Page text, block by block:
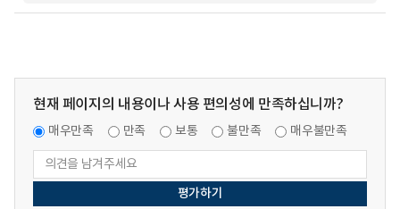
현재 페이지의 내용이나 사용 편의성에 만족하십니까?
매우만족 만족 보통 불만족 매우불만족